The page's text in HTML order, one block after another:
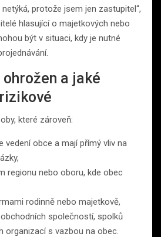
protože jsem jen zastupitel“,
hlasující o majetkových nebo
být v situaci, kdy je nutné
a jaké
které zároveň:
vedení obce a mají přímý vliv na
regionu nebo oboru, kde obec
rodinně nebo majetkově,
společností, spolků
organizací s vazbou na obec.